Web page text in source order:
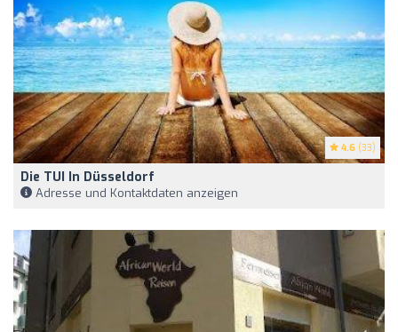
4.6 (33)
Die TUI In Düsseldorf
Adresse und Kontaktdaten anzeigen